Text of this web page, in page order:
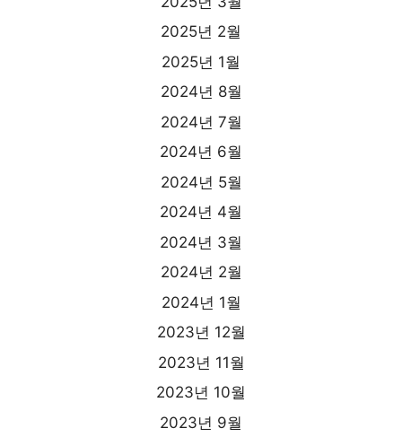
2025년 2월
2025년 1월
2024년 8월
2024년 7월
2024년 6월
2024년 5월
2024년 4월
2024년 3월
2024년 2월
2024년 1월
2023년 12월
2023년 11월
2023년 10월
2023년 9월